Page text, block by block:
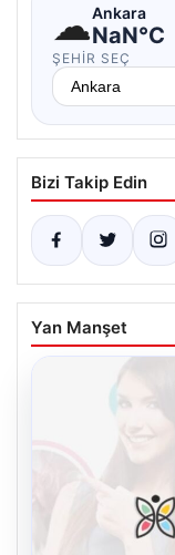
☁Ankara
NaN°C
ŞEHIR SEÇ
Bizi Takip Edin
Yan Manşet